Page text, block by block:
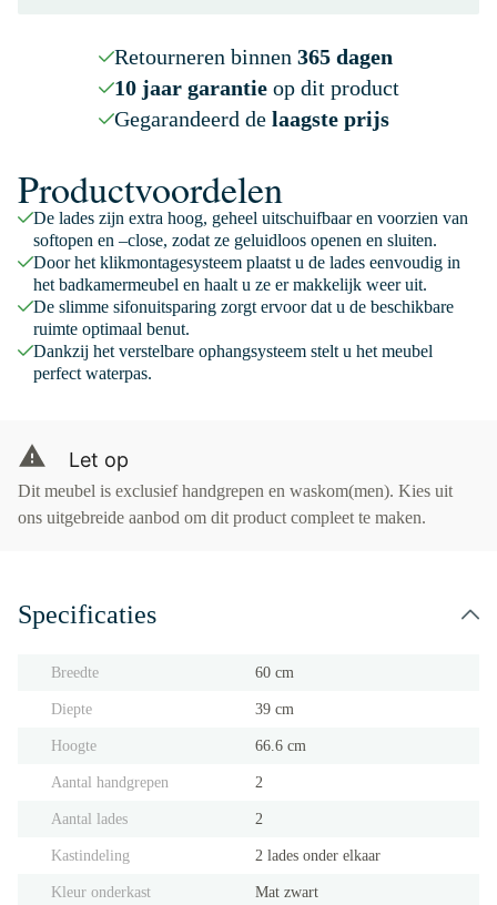
Retourneren binnen 365 dagen
10 jaar garantieop dit product
Gegarandeerd de laagste prijs
Productvoordelen
De lades zijn extra hoog, geheel uitschuifbaar en voorzien van
softopen en –close, zodat ze geluidloos openen en sluiten.
Door het klikmontagesysteem plaatst u de lades eenvoudig in
het badkamermeubel en haalt u ze er makkelijk weer uit.
De slimme sifonuitsparing zorgt ervoor dat u de beschikbare
ruimte optimaal benut.
Dankzij het verstelbare ophangsysteem stelt u het meubel
perfect waterpas.
Let op
Dit meubel is exclusief handgrepen en waskom(men). Kies uit
ons uitgebreide aanbod om dit product compleet te maken.
Specificaties
Breedte 60 cm
Diepte 39 cm
Hoogte 66.6 cm
Aantal handgrepen 2
Aantal lades 2
Kastindeling 2 lades onder elkaar
Kleur onderkast Mat zwart